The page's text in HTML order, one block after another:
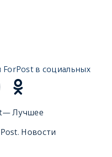
в социальных
Лучшее
Новости